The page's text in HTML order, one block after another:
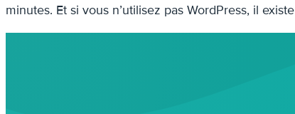
minutes. Et si vous n’utilisez pas WordPress, il existe